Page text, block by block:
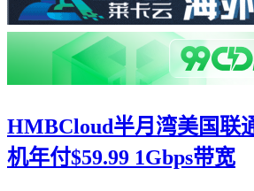
HMBCloud半月湾美国联
机年付$59.99 1Gbps带宽